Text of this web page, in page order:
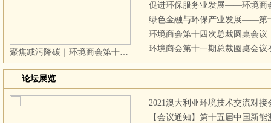
聚焦减污降碳｜环境商会第十九期总裁圆桌会议在京召开
促进环保服务业发展——环境商
绿色金融与环保产业发展——第
环境商会第十四次总裁圆桌会议
环境商会第十一期总裁圆桌会议
论坛展览
2021澳大利亚环境技术交流对接